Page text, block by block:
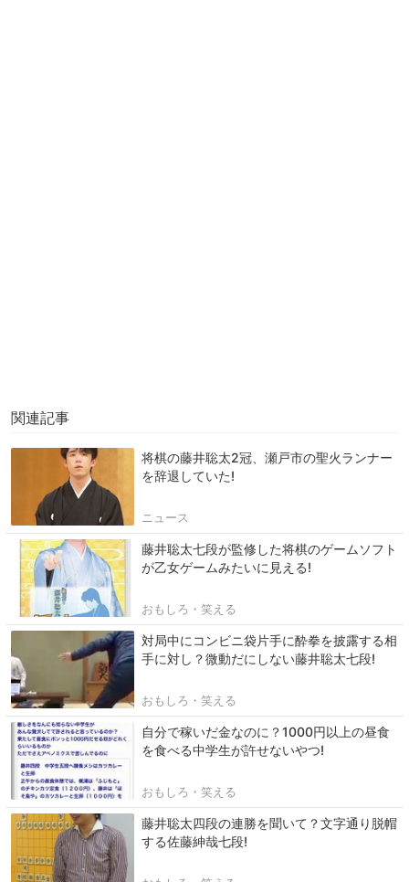
関連記事
将棋の藤井聡太2冠、瀬戸市の聖火ランナー
を辞退していた!
ニュース
藤井聡太七段が監修した将棋のゲームソフト
が乙女ゲームみたいに見える!
おもしろ・笑える
対局中にコンビニ袋片手に酔拳を披露する相
手に対し？微動だにしない藤井聡太七段!
おもしろ・笑える
自分で稼いだ金なのに？1000円以上の昼食
を食べる中学生が許せないやつ!
おもしろ・笑える
藤井聡太四段の連勝を聞いて？文字通り脱帽
する佐藤紳哉七段!